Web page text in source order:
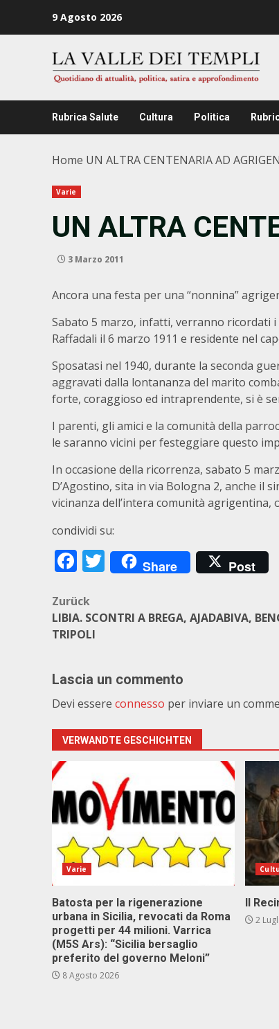
9 Agosto 2026
Rubrica Salute Cultura Politica
Home UN ALTRA CENTENARIA AD
Varie
UN ALTRA
3 Marzo 2011
Ancora una festa per una “nonnina”
Sabato 5 marzo, infatti, verranno ricordati
Raffadali il 6 marzo 1911 e residente nel
Sposatasi nel 1940, durante la seconda
aggravati dalla lontananza del marito
forte, coraggioso ed intraprendente, si è
I parenti, gli amici e la comunità della
le saranno vicini per festeggiare questo
In occasione della ricorrenza, sabato 5
D’Agostino, sita in via Bologna 2, anche il
vicinanza dell’intera comunità
condividi su:
Facebook
Twitter
Share Post
Beitragsnavigation
Zurück
LIBIA. SCONTRI A BREGA, AJADABIVA,
TRIPOLI
Lascia un commento
Devi essere connesso per inviare un
VERWANDTE GESCHICHTEN
Varie
Batosta per la rigenerazione
urbana in Sicilia, revocati da Roma
progetti per 44 milioni. Varrica
(M5S Ars): “Sicilia bersaglio
preferito del governo Meloni”
8 Agosto 2026
Il
2